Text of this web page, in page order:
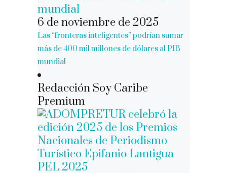
6 de noviembre de 2025
Las “fronteras inteligentes” podrían sumar
más de 400 mil millones de dólares al PIB
mundial
Redacción Soy Caribe
Premium